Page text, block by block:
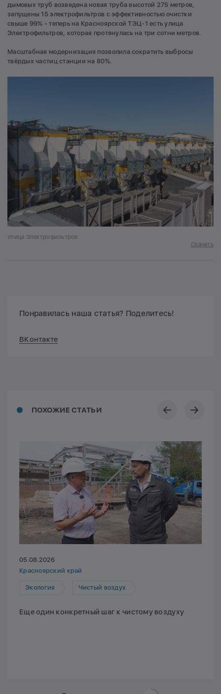
дымовых труб возведена новая труба высотой 275 метров,
запущены 15 электрофильтров с эффективностью очистки
свыше 99% - теперь на Красноярской ТЭЦ-1 есть улица
Электрофильтров, которая протянулась на три сотни метров.
Масштабная модернизация позволила сократить выбросы
твёрдых частиц станции на 80%.
Улица Электрофильтров
Скачать
Понравилась наша статья? Поделитесь!
ВКонтакте
ПОХОЖИЕ СТАТЬИ
05.08.2026
Красноярский край
Экология Чистый воздух
Еще один конкретный шаг к чистому воздуху